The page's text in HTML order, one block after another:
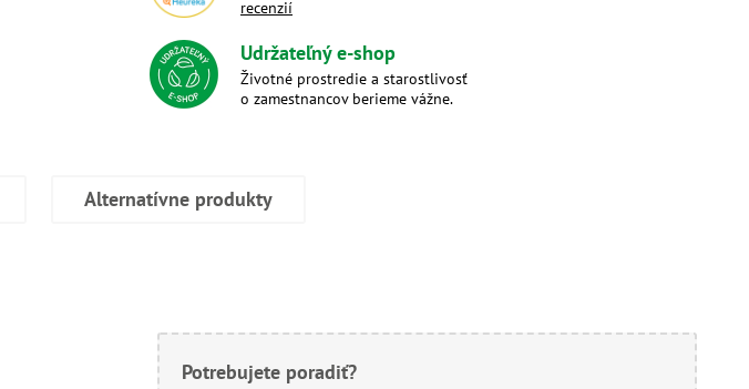
recenzií
Udržateľný e-shop
Životné prostredie a starostlivosť
o zamestnancov berieme vážne.
Alternatívne produkty
Potrebujete poradiť?